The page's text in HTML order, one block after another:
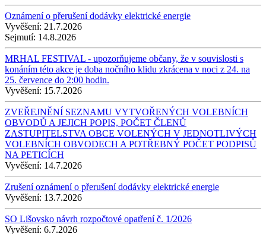
Oznámení o přerušení dodávky elektrické energie
Vyvěšení: 21.7.2026
Sejmutí: 14.8.2026
MRHAL FESTIVAL - upozorňujeme občany, že v souvislosti s
konáním této akce je doba nočního klidu zkrácena v noci z 24. na
25. července do 2:00 hodin.
Vyvěšení: 15.7.2026
ZVEŘEJNĚNÍ SEZNAMU VYTVOŘENÝCH VOLEBNÍCH
OBVODŮ A JEJICH POPIS, POČET ČLENŮ
ZASTUPITELSTVA OBCE VOLENÝCH V JEDNOTLIVÝCH
VOLEBNÍCH OBVODECH A POTŘEBNÝ POČET PODPISŮ
NA PETICÍCH
Vyvěšení: 14.7.2026
Zrušení oznámení o přerušení dodávky elektrické energie
Vyvěšení: 13.7.2026
SO Lišovsko návrh rozpočtové opatření č. 1/2026
Vyvěšení: 6.7.2026